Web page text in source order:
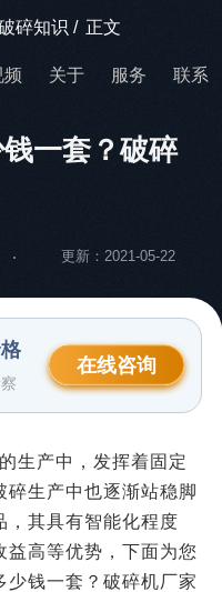
碎知识 / 正文
频 关于 服务 联系
一套？破碎
更新：2021-05-22
在线咨询
生产中，发挥着固定
碎生产中也逐渐站稳脚
，其具有智能化程度
益高等优势，下面为您
少钱一套？破碎机厂家